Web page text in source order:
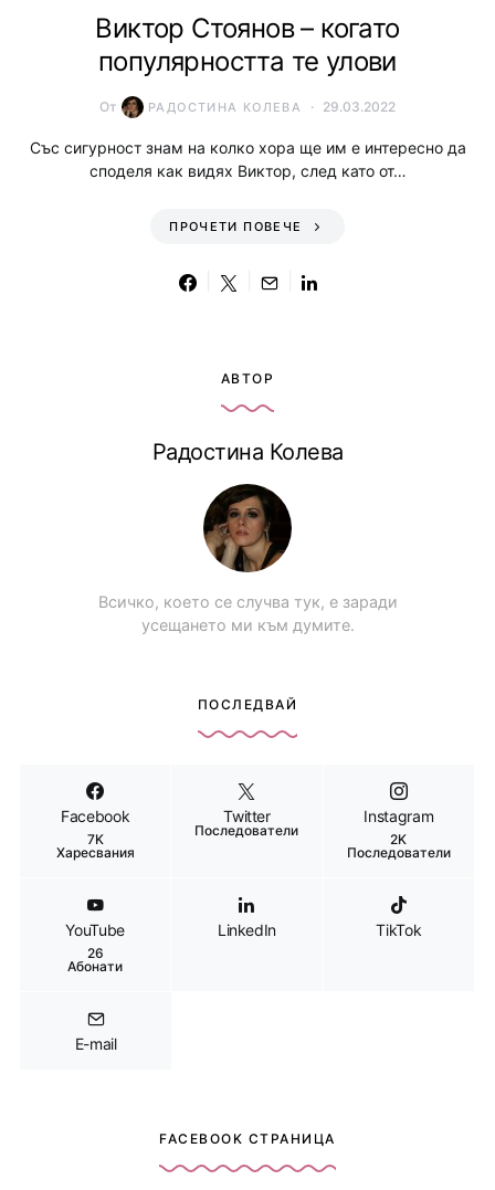
Виктор Стоянов – когато
популярността те улови
От РАДОСТИНА КОЛЕВА 29.03.2022
Със сигурност знам на колко хора ще им е интересно да
споделя как видях Виктор, след като от…
ПРОЧЕТИ ПОВЕЧЕ
АВТОР
Радостина Колева
Всичко, което се случва тук, е заради
усещането ми към думите.
ПОСЛЕДВАЙ
Facebook
7K
Харесвания
Twitter
Последователи
Instagram
2K
Последователи
YouTube
26
Абонати
LinkedIn TikTok
E-mail
FACEBOOK СТРАНИЦА